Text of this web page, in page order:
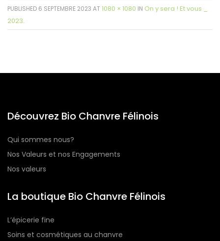
PUBLISHED 6 SEPTEMBRE 2023 AT1080 × 1080 IN On y sera ! Et vous _
2023.
Découvrez Bio Chanvre Félinois
Qui sommes nous?
Nos Valeurs et nos Engagements
Nos valeurs
La boutique Bio Chanvre Félinois
L’épicerie fine
Soins et cosmétiques au chanvre